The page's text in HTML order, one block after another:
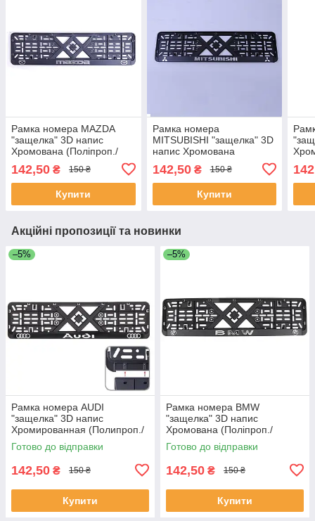
Рамка номера MAZDA
"защелка" 3D напис
Хромована (Поліпроп./
142,50 ₴ 150 ₴
Купити
Рамка номера
MITSUBISHI "защелка" 3D
напис Хромована
морозостійкий)
142,50₴ 150 ₴
Купити
Акційні пропозиції та новинки
–5%
Рамка номера AUDI
"защелка" 3D напис
Хромированная (Полипроп./
гибкий морозостойкий)
Готово до відправки
142,50 ₴ 150 ₴
Купити
–5%
Рамка номера BMW
"защелка" 3D напис
Хромована (Поліпроп./
гнучкий морозостійкий)
Готово до відправки
142,50 ₴ 150 ₴
Купити